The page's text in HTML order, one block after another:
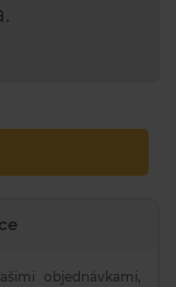
objednávkami,